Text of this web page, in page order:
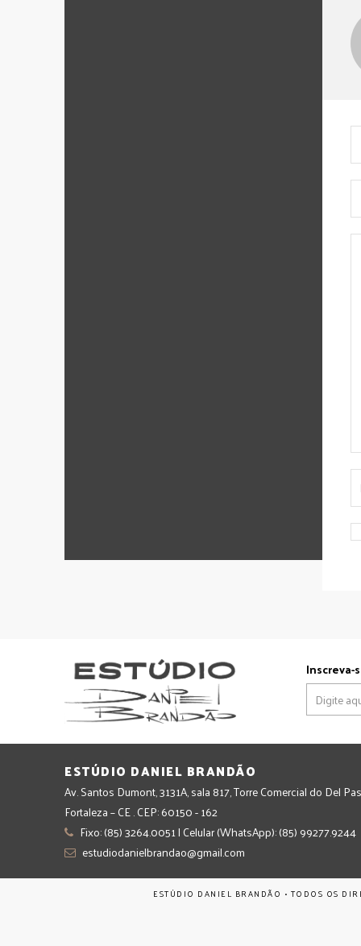
Inscreva-
ESTÚDIO DANIEL BRANDÃO
Av. Santos Dumont, 3131A, sala 817, Torre Comercial do Del
Fortaleza – CE . CEP: 60150 - 162
Fixo: (85) 3264.0051 | Celular (WhatsApp): (85) 99277.9244
estudiodanielbrandao@gmail.com
ESTÚDIO DANIEL BRANDÃO • TODOS OS